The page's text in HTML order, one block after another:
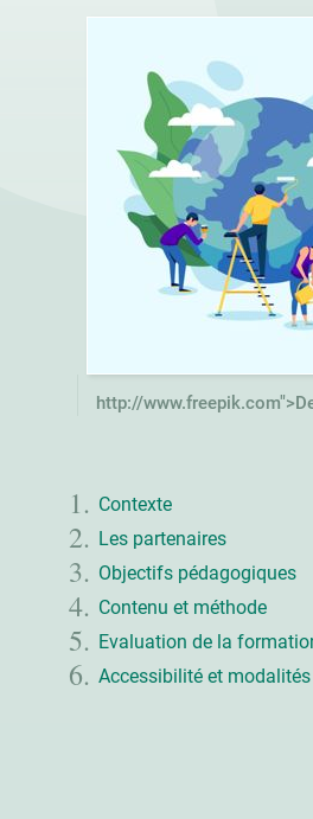
http://
Contexte
Les partenaires
Objectifs pédagogiques
Contenu et méthode
Evaluation de la
Accessibilité et